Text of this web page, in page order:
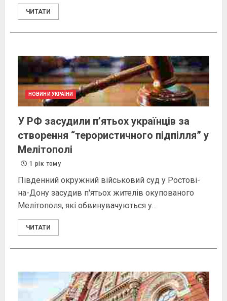
ЧИТАТИ
НОВИНИ УКРАЇНИ
У РФ засудили п’ятьох українців за
створення “терористичного підпілля” у
Мелітополі
1 рік тому
Південний окружний військовий суд у Ростові-
на-Дону засудив п'ятьох жителів окупованого
Мелітополя, які обвинувачуються у...
ЧИТАТИ